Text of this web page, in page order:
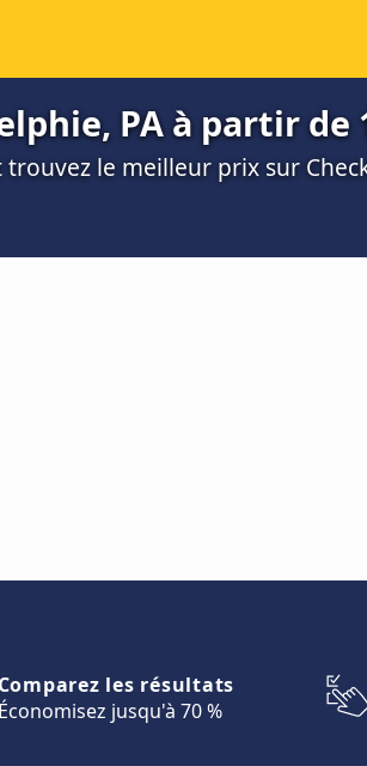
PA à partir de
le meilleur prix sur
Comparez les résultats
Économisez jusqu'à 70 %